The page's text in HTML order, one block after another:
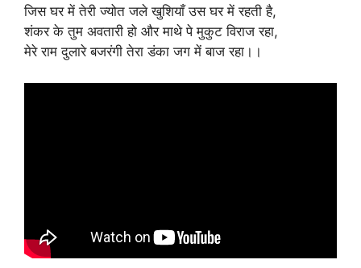
जिस घर में तेरी ज्योत जले खुशियाँ उस घर में रहती है,
शंकर के तुम अवतारी हो और माथे पे मुकुट विराज रहा,
मेरे राम दुलारे बजरंगी तेरा डंका जग में बाज रहा।।